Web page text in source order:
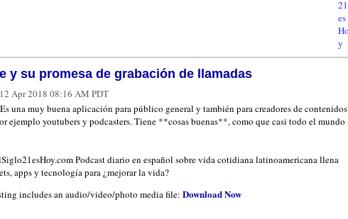
y su promesa de grabación de llamadas
12 Apr 2018 08:16 AM PDT
una muy buena aplicación para público general y también para creadores de contenidos
ejemplo youtubers y podcasters. Tiene **cosas buenas**, como que casi todo el mundo
Podcast diario en español sobre vida cotidiana latinoamericana llena
apps y tecnología para ¿mejorar la vida?
includes an audio/video/photo media file: Download Now